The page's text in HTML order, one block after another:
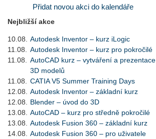
Přidat novou akci do kalendáře
Nejbližší akce
10.08.
Autodesk Inventor – kurz iLogic
11.08.
Autodesk Inventor – kurz pro pokročilé
11.08.
AutoCAD kurz – vytváření a prezentace
3D modelů
11.08.
CATIA V5 Summer Training Days
12.08.
Autodesk Inventor – základní kurz
12.08.
Blender – úvod do 3D
13.08.
AutoCAD – kurz pro středně pokročilé
13.08.
Autodesk Fusion 360 – základní kurz
14.08.
Autodesk Fusion 360 – pro uživatele